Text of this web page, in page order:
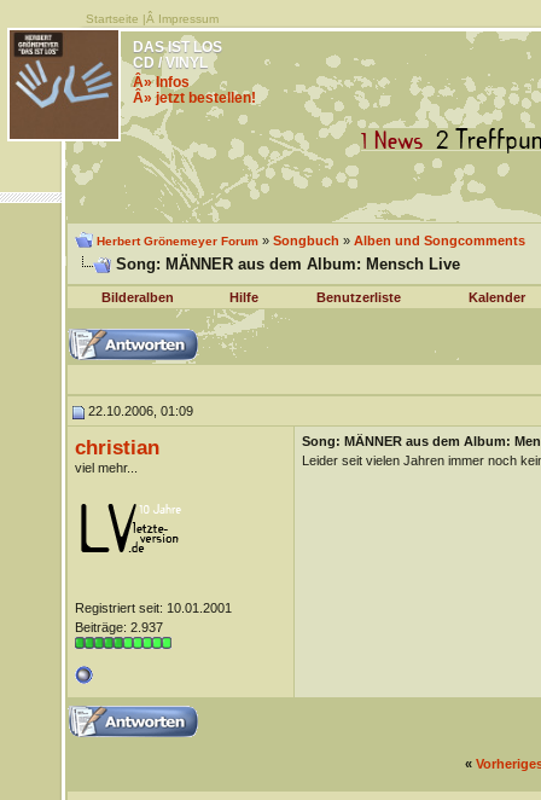
Startseite |Â Impressum
DAS IST LOS
CD / VINYL
Â» Infos
Â» jetzt bestellen!
Herbert Grönemeyer Forum» Songbuch » Alben und Songcomments
Song: MÄNNER aus dem Album: Mensch Live
Bilderalben Hilfe Benutzerliste Kalender
22.10.2006, 01:09
christian
viel mehr...
Registriert seit: 10.01.2001
Beiträge: 2.937
Song: MÄNNER aus dem Album:
Leider seit vielen Jahren immer noch
«